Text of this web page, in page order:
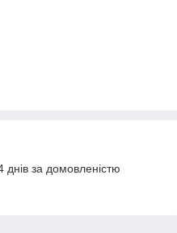
за домовленістю